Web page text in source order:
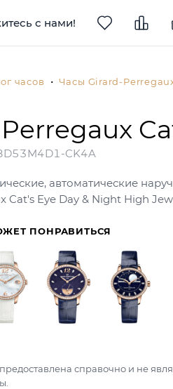
с нами!
часов Часы Girard-
CK4A
автоматические
Cat's Eye Day & Night High
ПОНРАВИТЬСЯ
справочно и не